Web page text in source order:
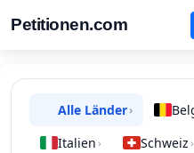
Petitionen.com
Alle Länder›
Italien › Schweiz ›